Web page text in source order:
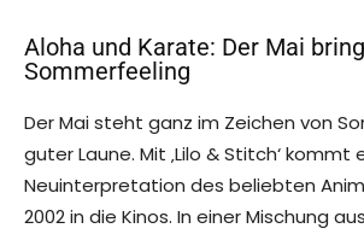
Aloha und Karate: Der Mai
Sommerfeeling
Der Mai steht ganz im Zeichen von
guter Laune. Mit ‚Lilo & Stitch‘ kommt
Neuinterpretation des beliebten
2002 in die Kinos. In einer Mischung